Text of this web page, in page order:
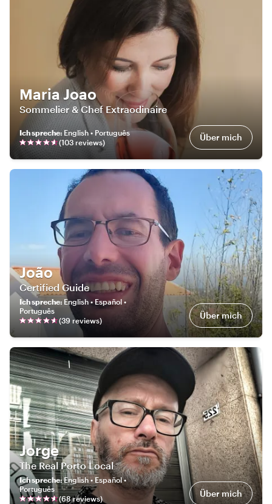
Maria Joao
Sommelier & Chef Extraodinaire
Ich spreche: English • Português
(103 reviews) Über mich
João
Certified Guide
Ich spreche: English • Español •
Português
(39 reviews) Über mich
Jorge
The Real Porto Local
Ich spreche:English • Español •
Português
(68reviews) Über mich